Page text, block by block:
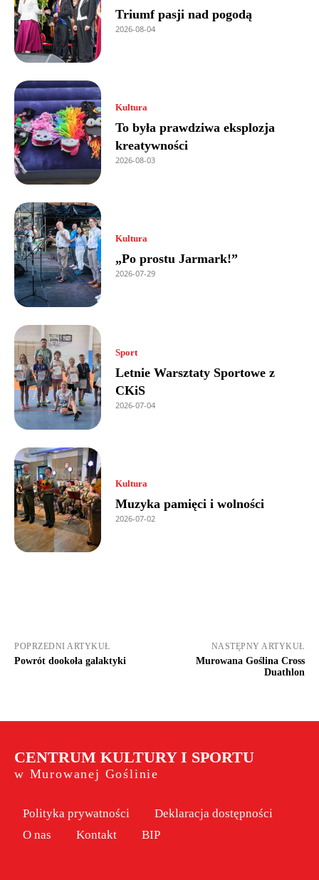
Triumf pasji nad pogodą
2026-08-04
Kultura
To była prawdziwa eksplozja
kreatywności
2026-08-03
Kultura
„Po prostu Jarmark!”
2026-07-29
Sport
Letnie Warsztaty Sportowe z
CKiS
2026-07-04
Kultura
Muzyka pamięci i wolności
2026-07-02
POPRZEDNI ARTYKUŁ
Powrót dookoła galaktyki
NASTĘPNY ARTYKUŁ
Murowana Goślina Cross
Duathlon
CENTRUM KULTURY I SPORTU
w Murowanej Goślinie
Polityka prywatności
Deklaracja dostępności
O nas
Kontakt BIP